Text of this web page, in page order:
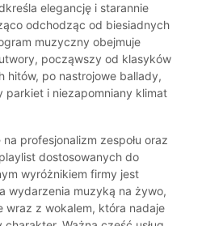
elegancję i starannie
odchodząc od biesiadnych
muzyczny obejmuje
począwszy od klasyków
hitów, po nastrojowe ballady,
parkiet i niezapomniany klimat
profesjonalizm zespołu oraz
dostosowanych do
wyróżnikiem firmy jest
wydarzenia muzyką na żywo,
wraz z wokalem, która nadaje